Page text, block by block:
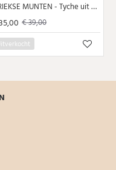
GRIEKSE MUNTEN - Tyche uit Arados keerzijde Poseidon (MA2419)
€ 39,00